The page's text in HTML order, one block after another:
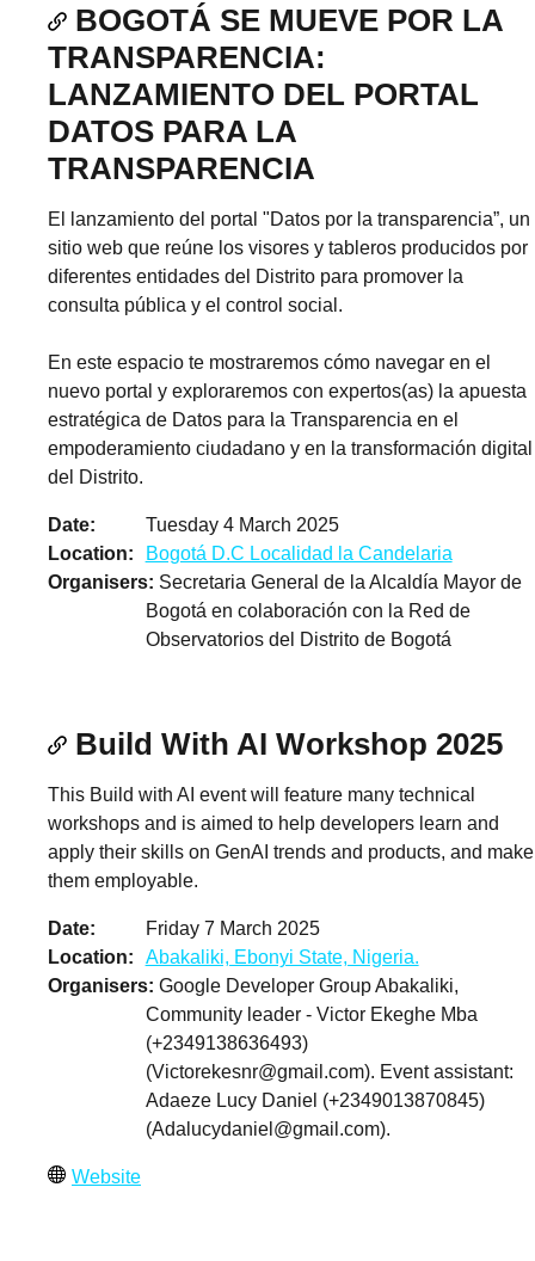
BOGOTÁ SE MUEVE POR LA
TRANSPARENCIA:
LANZAMIENTO DEL PORTAL
DATOS PARA LA
TRANSPARENCIA
El lanzamiento del portal "Datos por la transparencia”, un
sitio web que reúne los visores y tableros producidos por
diferentes entidades del Distrito para promover la
consulta pública y el control social.
En este espacio te mostraremos cómo navegar en el
nuevo portal y exploraremos con expertos(as) la apuesta
estratégica de Datos para la Transparencia en el
empoderamiento ciudadano y en la transformación digital
del Distrito.
Date
Tuesday 4 March 2025
Location
Bogotá D.C Localidad la Candelaria
Organisers Secretaria General de la Alcaldía Mayor de
Bogotá en colaboración con la Red de
Observatorios del Distrito de Bogotá
Build With AI Workshop 2025
This Build with AI event will feature many technical
workshops and is aimed to help developers learn and
apply their skills on GenAI trends and products, and make
them employable.
Date
Friday 7 March 2025
Location
Abakaliki, Ebonyi State, Nigeria.
Organisers Google Developer Group Abakaliki,
Community leader - Victor Ekeghe Mba
(+2349138636493)
(Victorekesnr@gmail.com). Event assistant:
Adaeze Lucy Daniel (+2349013870845)
(Adalucydaniel@gmail.com).
Website